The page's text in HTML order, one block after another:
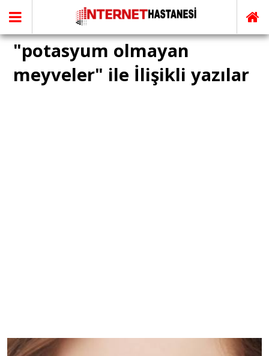
"potasyum olmayan
meyveler" ile İlişikli yazılar